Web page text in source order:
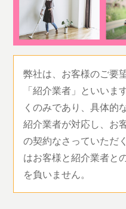
弊社は、お客様のご要
「紹介業者」といい
くのみであり、具体的
紹介業者が対応し、お
の契約なさっていただ
はお客様と紹介業者と
を負いません。